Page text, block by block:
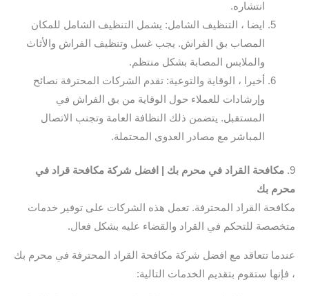
انتشاره.
ايضا ، التنظيف الشامل: يشمل التنظيف الشامل للمكان
المصاب بق الفراش. يجب غسل وتنظيف الفراش والأثاث
والملابس المصابة بشكل منتظم.
أخيرا ، الوقاية والتوعية: تقدم الشركات المحترفة نصائح
وإرشادات للعملاء حول الوقاية من بق الفراش في
المستقبل. يتضمن ذلك النظافة العامة وتجنب الاتصال
المباشر مع مصادر العدوى المحتملة.
9. مكافحة القراد في محرم بك | افضل شركة مكافحة قراد في
محرم بك
مكافحة القراد المحترفة. تعمل هذه الشركات على توفير خدمات
متخصصة للتحكم في القراد والقضاء عليه بشكل فعال.
عندما تتعاقد مع افضل شركة مكافحة القراد المحترفة في محرم بك
، فإنها ستقوم بتقديم الخدمات التالية: